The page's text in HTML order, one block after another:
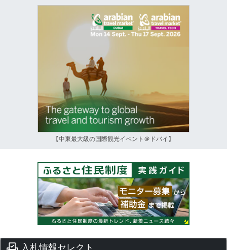
【中東最大級の国際観光イベント＠ドバイ】
入札情報セレクト